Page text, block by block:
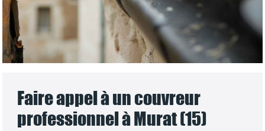
Faire appel à un couvreur
professionnel à Murat (15)